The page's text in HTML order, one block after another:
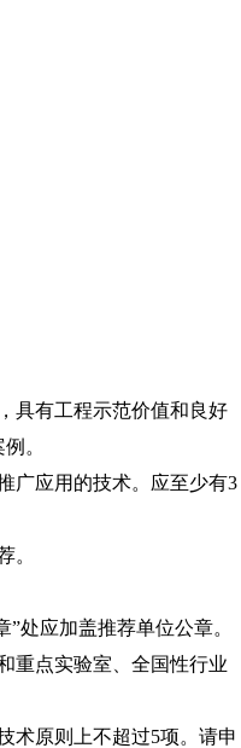
具有工程示范价值和良好
。
应用的技术。应至少有3
。
处应加盖推荐单位公章。
重点实验室、全国性行业
原则上不超过5项。请申